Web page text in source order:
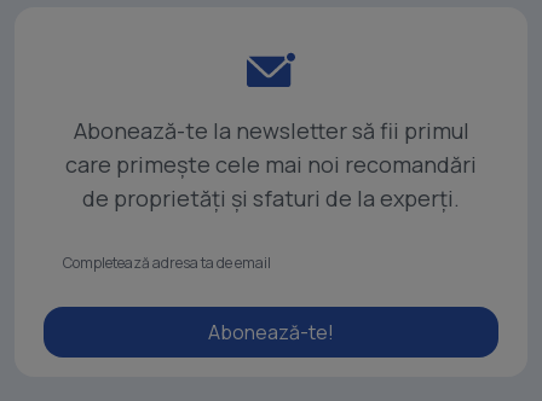
Abonează-te la newsletter să fii primul
care primește cele mai noi recomandări
de proprietăți și sfaturi de la experți.
Abonează-te!